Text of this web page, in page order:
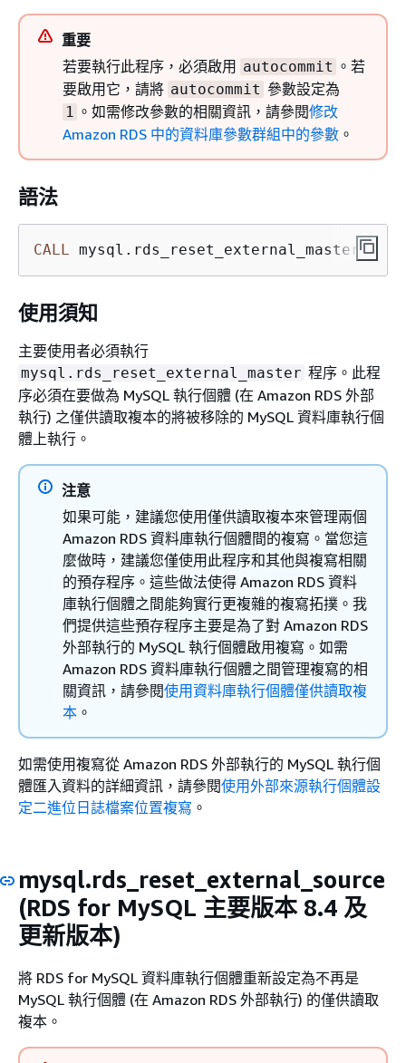
重要
若要執行此程序，必須啟用 autocommit 。若
要啟用它，請將 autocommit 參數設定為
1 。如需修改參數的相關資訊，請參閱修改
Amazon RDS 中的資料庫參數群組中的參數 。
語法
CALL mysql.rds_reset_external_master;
使用須知
主要使用者必須執行
mysql.rds_reset_external_master 程序。此程
序必須在要做為 MySQL 執行個體 (在 Amazon RDS 外部
執行) 之僅供讀取複本的將被移除的 MySQL 資料庫執行個
體上執行。
注意
如果可能，建議您使用僅供讀取複本來管理兩個
Amazon RDS 資料庫執行個體間的複寫。當您這
麼做時，建議您僅使用此程序和其他與複寫相關
的預存程序。這些做法使得 Amazon RDS 資料
庫執行個體之間能夠實行更複雜的複寫拓撲。我
們提供這些預存程序主要是為了對 Amazon RDS
外部執行的 MySQL 執行個體啟用複寫。如需
Amazon RDS 資料庫執行個體之間管理複寫的相
關資訊，請參閱使用資料庫執行個體僅供讀取複
本 。
如需使用複寫從 Amazon RDS 外部執行的 MySQL 執行個
體匯入資料的詳細資訊，請參閱使用外部來源執行個體設
定二進位日誌檔案位置複寫 。
mysql.rds_reset_external_source
(RDS for MySQL 主要版本 8.4 及
更新版本)
將 RDS for MySQL 資料庫執行個體重新設定為不再是
MySQL 執行個體 (在 Amazon RDS 外部執行) 的僅供讀取
複本。